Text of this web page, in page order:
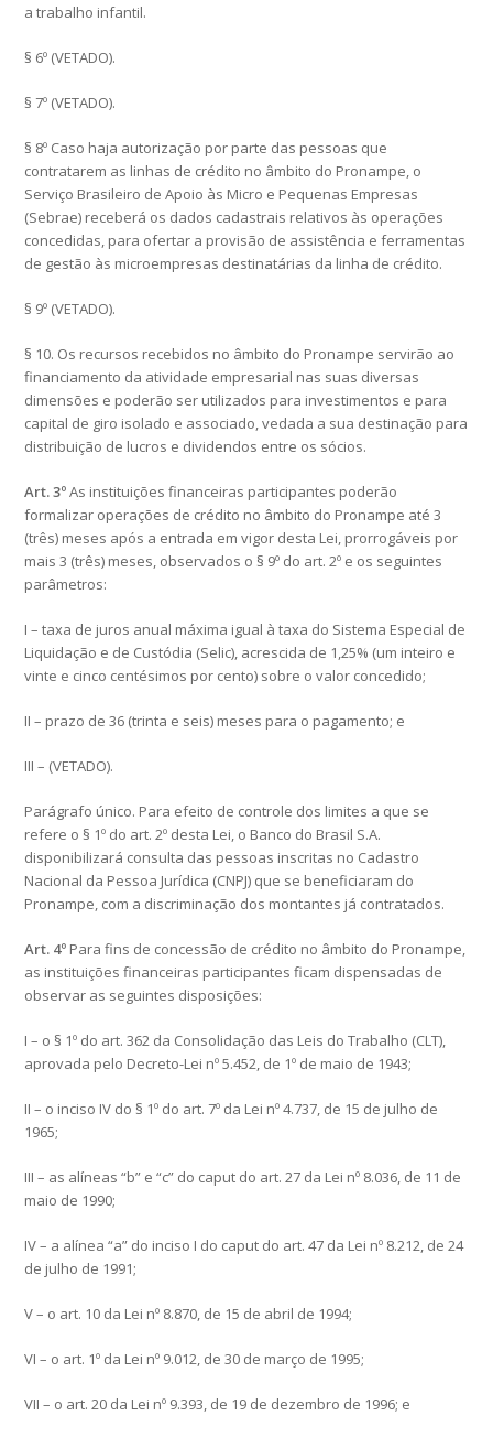
a trabalho infantil.
§ 6º (VETADO).
§ 7º (VETADO).
§ 8º Caso haja autorização por parte das pessoas que
contratarem as linhas de crédito no âmbito do Pronampe, o
Serviço Brasileiro de Apoio às Micro e Pequenas Empresas
(Sebrae) receberá os dados cadastrais relativos às operações
concedidas, para ofertar a provisão de assistência e ferramentas
de gestão às microempresas destinatárias da linha de crédito.
§ 9º (VETADO).
§ 10. Os recursos recebidos no âmbito do Pronampe servirão ao
financiamento da atividade empresarial nas suas diversas
dimensões e poderão ser utilizados para investimentos e para
capital de giro isolado e associado, vedada a sua destinação para
distribuição de lucros e dividendos entre os sócios.
Art. 3ºAs instituições financeiras participantes poderão
formalizar operações de crédito no âmbito do Pronampe até 3
(três) meses após a entrada em vigor desta Lei, prorrogáveis por
mais 3 (três) meses, observados o § 9º do art. 2º e os seguintes
parâmetros:
I – taxa de juros anual máxima igual à taxa do Sistema Especial de
Liquidação e de Custódia (Selic), acrescida de 1,25% (um inteiro e
vinte e cinco centésimos por cento) sobre o valor concedido;
II – prazo de 36 (trinta e seis) meses para o pagamento; e
III – (VETADO).
Parágrafo único. Para efeito de controle dos limites a que se
refere o § 1º do art. 2º desta Lei, o Banco do Brasil S.A.
disponibilizará consulta das pessoas inscritas no Cadastro
Nacional da Pessoa Jurídica (CNPJ) que se beneficiaram do
Pronampe, com a discriminação dos montantes já contratados.
Art. 4º Para fins de concessão de crédito no âmbito do Pronampe,
as instituições financeiras participantes ficam dispensadas de
observar as seguintes disposições:
I – o § 1º do art. 362 da Consolidação das Leis do Trabalho (CLT),
aprovada pelo Decreto-Lei nº 5.452, de 1º de maio de 1943;
II – o inciso IV do § 1º do art. 7º da Lei nº 4.737, de 15 de julho de
1965;
III – as alíneas “b” e “c” do caput do art. 27 da Lei nº 8.036, de 11 de
maio de 1990;
IV – a alínea “a” do inciso I do caput do art. 47 da Lei nº 8.212, de 24
de julho de 1991;
V – o art. 10 da Lei nº 8.870, de 15 de abril de 1994;
VI – o art. 1º da Lei nº 9.012, de 30 de março de 1995;
VII – o art. 20 da Lei nº 9.393, de 19 de dezembro de 1996; e